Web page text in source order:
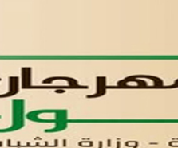
في مدينة العاشر من رمضان